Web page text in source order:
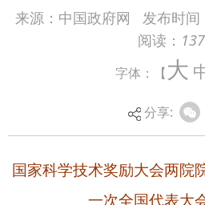
来源：中国政府网 发布时间
阅读： 137
字体：【大
分享:
国家科学技术奖励大会两院院士大
一次全国代表大会在京
技强国建设的关键攻坚期。必须抓
接时代挑战，加快推进高水平科技
到2035年建成科技强国的目标坚定